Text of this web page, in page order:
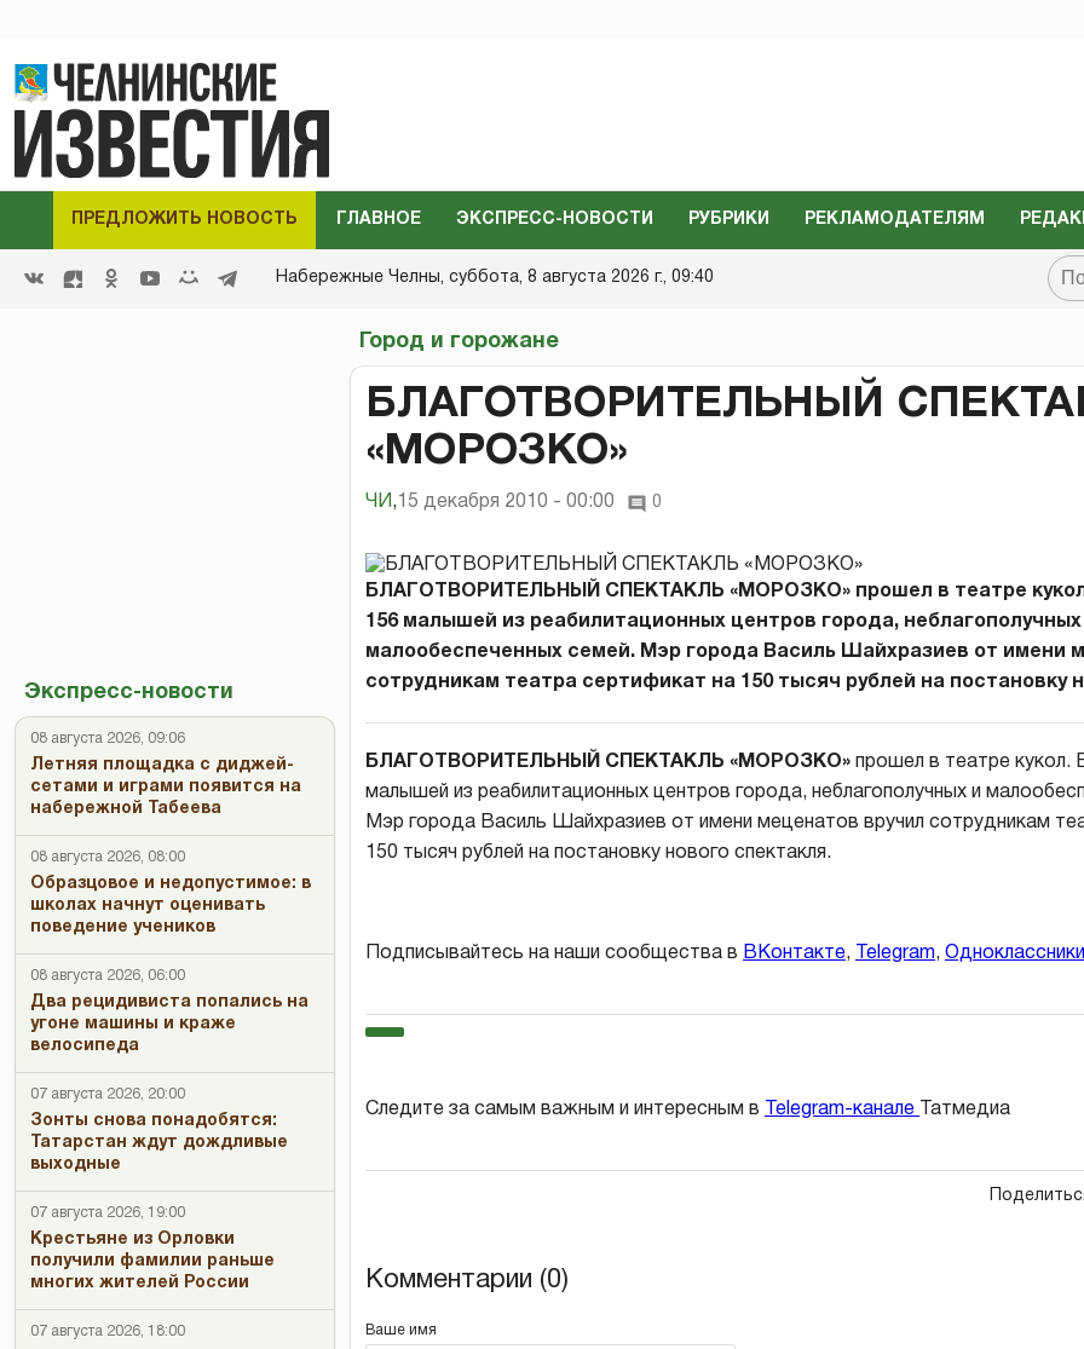
ПРЕДЛОЖИТЬ НОВОСТЬ ГЛАВНОЕ ЭКСПРЕСС-НОВОСТИ РУБРИКИ РЕКЛАМОДАТЕЛЯМ
Набережные Челны, суббота, 8 августа 2026 г., 09:40
Экспресс-новости
08 августа 2026, 09:06
Летняя площадка с диджей-
сетами и играми появится на
набережной Табеева
08 августа 2026, 08:00
Образцовое и недопустимое: в
школах начнут оценивать
поведение учеников
08 августа 2026, 06:00
Два рецидивиста попались на
угоне машины и краже
велосипеда
07 августа 2026, 20:00
Зонты снова понадобятся:
Татарстан ждут дождливые
выходные
07 августа 2026, 19:00
Крестьяне из Орловки
получили фамилии раньше
многих жителей России
07 августа 2026, 18:00
Город и горожане
БЛАГОТВОРИТЕЛЬНЫЙ
«МОРОЗКО»
ЧИ , 15 декабря 2010 - 00:00 0
БЛАГОТВОРИТЕЛЬНЫЙ СПЕКТАКЛЬ «МОРОЗКО» прошел в театре
156 малышей из реабилитационных центров города, неблагополучных
малообеспеченных семей. Мэр города Василь Шайхразиев от имени
сотрудникам театра сертификат на 150 тысяч рублей на постановку
БЛАГОТВОРИТЕЛЬНЫЙ СПЕКТАКЛЬ «МОРОЗКО» прошел в театре кукол.
малышей из реабилитационных центров города, неблагополучных и
Мэр города Василь Шайхразиев от имени меценатов вручил сотрудникам
150 тысяч рублей на постановку нового спектакля.
Подписывайтесь на наши сообщества в ВКонтакте, Telegram, Одноклассники
Следите за самым важным и интересным в Telegram-канале Татмедиа
Комментарии (0)
Ваше имя